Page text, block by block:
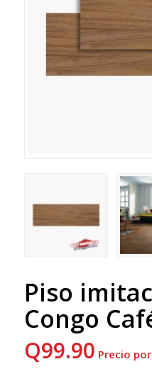
Piso
Congo
Q99.90 Precio